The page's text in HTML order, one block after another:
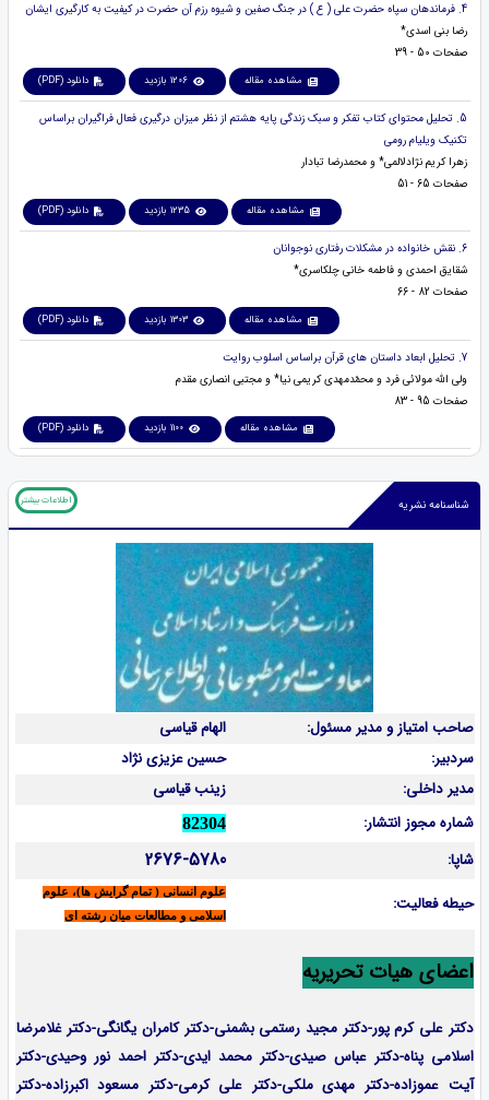
4. فرماندهان سپاه حضرت علی ( ع ) در جنگ صفین و شیوه رزم آن حضرت در کیفیت به کارگیری ایشان
رضا بنی اسدی*
صفحات 50 - 39
مشاهده مقاله 1206 بازدید دانلود (PDF)
5. تحلیل محتوای کتاب تفکر و سبک زندگی پایه هشتم از نظر میزان درگیری فعال فراگیران براساس
تکنیک ویلیام رومی
زهرا کریم نژادلالمی* و محمدرضا تبادار
صفحات 65 - 51
مشاهده مقاله 1235 بازدید دانلود (PDF)
6. نقش خانواده در مشکلات رفتاری نوجوانان
شقایق احمدی و فاطمه خانی چلکاسری*
صفحات 82 - 66
مشاهده مقاله 1303 بازدید دانلود (PDF)
7. تحلیل ابعاد داستان های قرآن براساس اسلوب روایت
ولی الله مولائی فرد و محمّدمهدی کریمی نیا* و مجتبی انصاری مقدم
صفحات 95 - 83
مشاهده مقاله 1100 بازدید دانلود (PDF)
شناسنامه نشریه اطلاعات بیشتر
صاحب امتیاز و مدیر مسئول:
الهام قیاسی
سردبیر:
حسین عزیزی نژاد
مدیر داخلی:
زینب قیاسی
شماره مجوز انتشار:
82304
شاپا: 2676-5780
حیطه فعالیت:
علوم انسانی ( تمام گرایش ها)، علوم
اسلامی و مطالعات میان رشته ای
اعضای هیات تحریریه
دکتر علی کرم پور-دکتر مجید رستمی بشمنی-دکتر کامران یگانگی-دکتر غلامرضا
اسلامی پناه-دکتر عباس صیدی-دکتر محمد ایدی-دکتر احمد نور وحیدی-دکتر
آیت عموزاده-دکتر مهدی ملکی-دکتر علی کرمی-دکتر مسعود اکبرزاده-دکتر